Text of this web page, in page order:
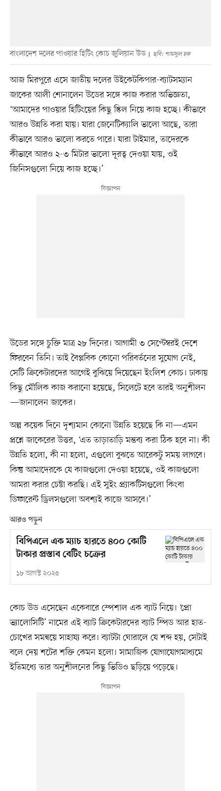
বাংলাদেশ দলের পাওয়ার হিটিং কোচ জুলিয়ান উড ছবি: শামসুল হক
আজ মিরপুরে এসে জাতীয় দলের উইকেটকিপার-ব্যাটসম্যান
জাকের আলী শোনালেন উডের সঙ্গে কাজ করার অভিজ্ঞতা,
‘আমাদের পাওয়ার হিটিংয়ের কিছু স্কিল নিয়ে কাজ হচ্ছে। কীভাবে
আরও উন্নতি করা যায়। যারা জেনেটিক্যালি ভালো আছে, তারা
কীভাবে আরও ভালো করতে পারে। যারা টাইমার, তাদেরকে
কীভাবে আরও ২-৩ মিটার ভালো দূরত্ব দেওয়া যায়, ওই
জিনিসগুলো নিয়ে কাজ হচ্ছে।’
উডের সঙ্গে চুক্তি মাত্র ২৮ দিনের। আগামী ৩ সেপ্টেম্বরই দেশে
ফিরবেন তিনি। তাই বৈপ্লবিক কোনো পরিবর্তনের সুযোগ নেই,
সেটি ক্রিকেটারদের আগেই বুঝিয়ে দিয়েছেন ইংলিশ কোচ। ঢাকায়
কিছু মৌলিক কাজ করানো হয়েছে, সিলেটে হবে তারই অনুশীলন
—জানালেন জাকের।
অল্প কয়েক দিনে দৃশ্যমান কোনো উন্নতি হয়েছে কি না—এমন
প্রশ্নে জাকেরের উত্তর, ‘এত তাড়াতাড়ি মন্তব্য করা ঠিক হবে না। কী
উন্নতি হলো, কী না হলো, এগুলো বুঝতে আরেকটু সময় লাগবে।
কিন্তু আমাদেরকে যে কাজগুলো দেওয়া হয়েছে, ওই কাজগুলো
আমরা করার চেষ্টা করছি। এই সুইং প্র্যাকটিসগুলো কিংবা
ডিফারেন্ট ড্রিলসগুলো অবশ্যই কাজে আসবে।’
আরও পড়ুন
বিপিএলে এক ম্যাচ হারতে ৪০০ কোটি
টাকার প্রস্তাব বেটিং চক্রের
১৮ আগস্ট ২০২৫
কোচ উড এসেছেন একেবারে স্পেশাল এক ব্যাট নিয়ে। ‘প্রো
ভ্যালোসিটি’ নামের এই ব্যাট ক্রিকেটারদের ব্যাট স্পিড আর হাত-
চোখের সমন্বয়ে সাহায্য করে। ব্যাটটা ঘোরালে যে শব্দ হয়, সেটাই
বলে দেয় শটের শক্তি কেমন হলো। সামাজিক যোগাযোগমাধ্যমে
ইতিমধ্যে তার অনুশীলনের কিছু ভিডিও ছড়িয়ে পড়েছে।